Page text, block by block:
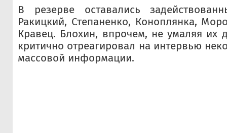
В резерве оставались
Ракицкий, Степаненко, Коноплянка,
Кравец. Блохин, впрочем, не умаляя их
критично отреагировал на интервью
массовой информации.